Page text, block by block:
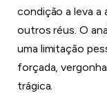
condição a leva a
outros réus. O
uma limitação
forçada,
trágica.